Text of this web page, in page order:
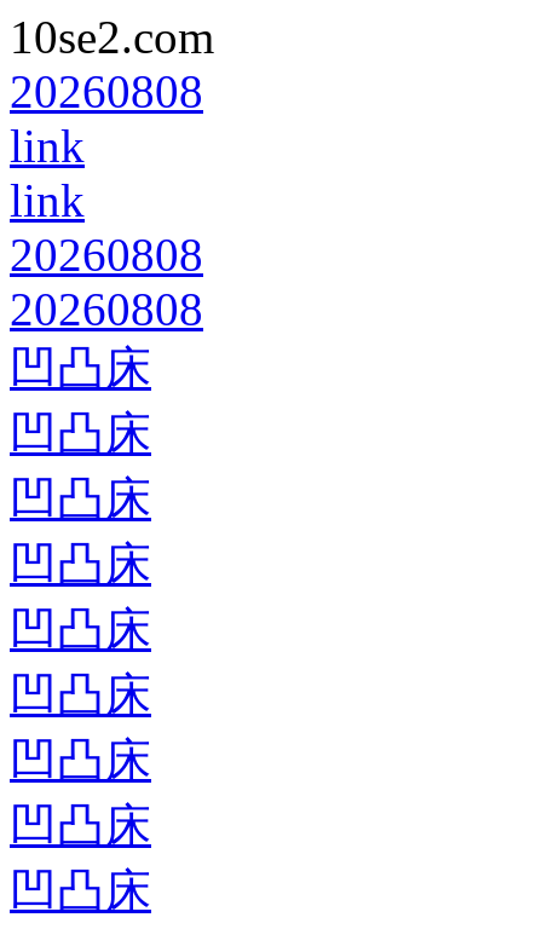
10se2.com
20260808
link
link
20260808
20260808
凹凸床
凹凸床
凹凸床
凹凸床
凹凸床
凹凸床
凹凸床
凹凸床
凹凸床